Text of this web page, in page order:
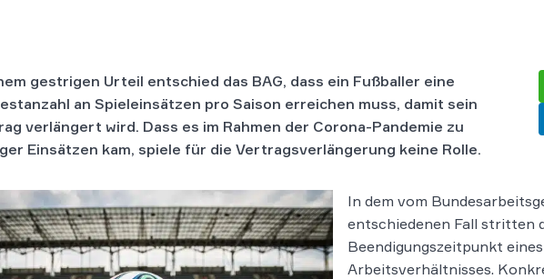
gestrigen Urteil entschied das BAG, dass ein Fußballer eine
an Spieleinsätzen pro Saison erreichen muss, damit sein
verlängert wird. Dass es im Rahmen der Corona-Pandemie zu
Einsätzen kam, spiele für die Vertragsverlängerung keine Rolle.
In dem vom
entschiedenen Fall stritten
Beendigungszeitpunkt
Arbeitsverhältnisses.